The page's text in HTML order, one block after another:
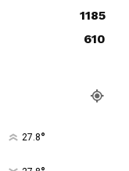
1185
610
27.8°